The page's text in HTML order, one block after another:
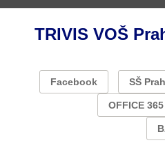
TRIVIS VOŠ
Facebook SŠ
OFFICE 365